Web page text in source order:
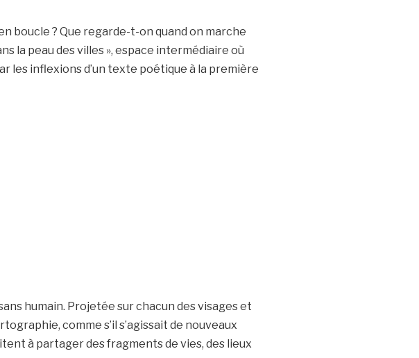
boucle ? Que regarde-t-on quand on marche
la peau des villes », espace intermédiaire où
les inflexions d’un texte poétique à la première
humain. Projetée sur chacun des visages et
comme s’il s’agissait de nouveaux
à partager des fragments de vies, des lieux